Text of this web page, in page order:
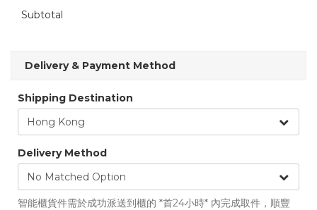
Subtotal
Delivery & Payment Method
Shipping Destination
Delivery Method
智能櫃貨件需於成功派送到櫃的 *首24小時* 內完成取件，順豐